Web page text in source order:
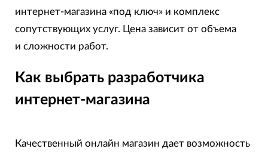
интернет-магазина «под ключ» и комплекс
сопутствующих услуг. Цена зависит от объема
и сложности работ.
Как выбрать разработчика
интернет-магазина
Качественный онлайн магазин дает возможность